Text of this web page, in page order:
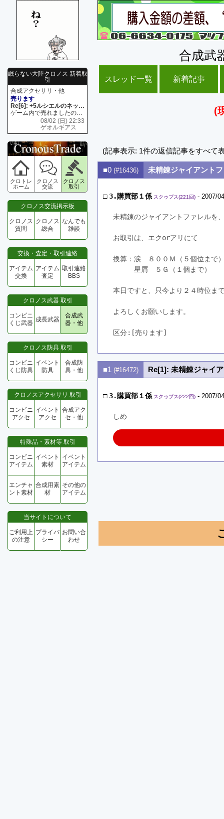
眠らない大陸クロノス 新着取
引
合成アクセサリ・他
売ります
Re[6]: +5ルシエルのネックレス
ゲーム内で売れましたので 在庫がネク1 リング4 となります リングのお値段は80G といたします
08/02 (日) 22:33
ゲオルギアス
クロトレ
ホーム
クロノス
交流
クロノス
取引
クロノス交流掲示板
クロノス
質問
クロノス
総合
なんでも
雑談
交換・査定・取引連絡
アイテム
交換
アイテム
査定
取引連絡
BBS
クロノス武器 取引
コンビニ
くじ武器 成長武器
合成武
器・他
クロノス防具 取引
コンビニ
くじ防具
イベント
防具
合成防
具・他
クロノスアクセサリ 取引
コンビニ
アクセ
イベント
アクセ
合成アク
セ・他
特殊品・素材等 取引
コンビニ
アイテム
イベント
素材
イベント
アイテム
エンチャ
ント素材
合成用素
材
その他の
アイテム
当サイトについて
ご利用上
の注意
プライバ
シー
お問い合
わせ
合成武
スレッド一覧 新着記事
(
(記事表示: 1件の返信記事をすべて
■0 (#16436) 未精錬ジャイアント
□3.購買部１係 スクゥプス(221回) - 2007/
未精錬のジャイアントファレルを
お取引は、エクorアリにて
換算：涙　８００Ｍ（５個位まで
星屑　５Ｇ（１個まで）
本日ですと、只今より２４時位ま
よろしくお願いします。
区分:[売ります]
■1 (#16472) Re[1]: 未精錬ジャイ
□3.購買部１係 スクゥプス(222回) - 2007/
しめ